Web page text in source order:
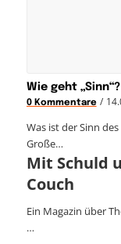
Wie geht „Sinn“?
0 Kommentare /
Was ist der Sinn
Große…
Mit Schuld
Couch
Ein Magazin über
…